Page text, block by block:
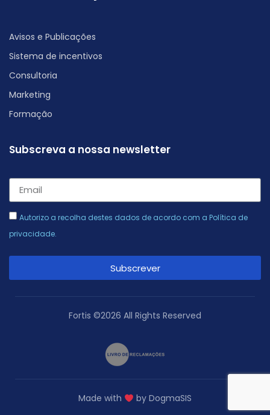
Avisos e Publicações
Sistema de incentivos
Consultoria
Marketing
Formação
Subscreva a nossa newsletter
Autorizo a recolha destes dados de acordo com a Política de
privacidade.
Subscrever
Fortis ©2026 All Rights Reserved
Made with by DogmaSIS